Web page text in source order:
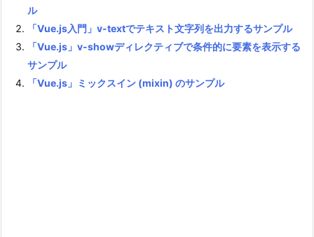
ル
「Vue.js入門」v-textでテキスト文字列を出力するサンプル
「Vue.js」v-showディレクティブで条件的に要素を表示する
サンプル
「Vue.js」ミックスイン (mixin) のサンプル